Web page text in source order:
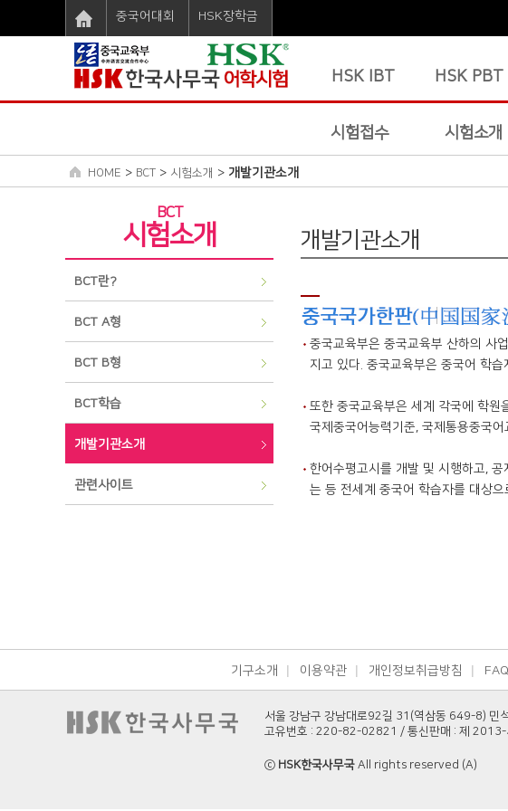
중국어대회 HSK장학금
HSK IBT HSK PBT
시험접수 시험소개
HOME > BCT > 시험소개 > 개발기관소개
BCT
시험소개
BCT란?
BCT A형
BCT B형
BCT학습
개발기관소개
관련사이트
개발기관소개
중국교육부은 중국교육부 산하의 사
지고 있다. 중국교육부은 중국어 학
또한 중국교육부은 세계 각국에 학원
국제중국어능력기준, 국제통용중국
한어수평고시를 개발 및 시행하고,
는 등 전세계 중국어 학습자를 대상
기구소개 이용약관 개인정보취급방침 FAQ
서울 강남구 강남대로92길 31(역삼동 649-8) 민
고유번호 : 220-82-02821 / 통신판매 : 제
ⓒ HSK한국사무국 All rights reserved (A)